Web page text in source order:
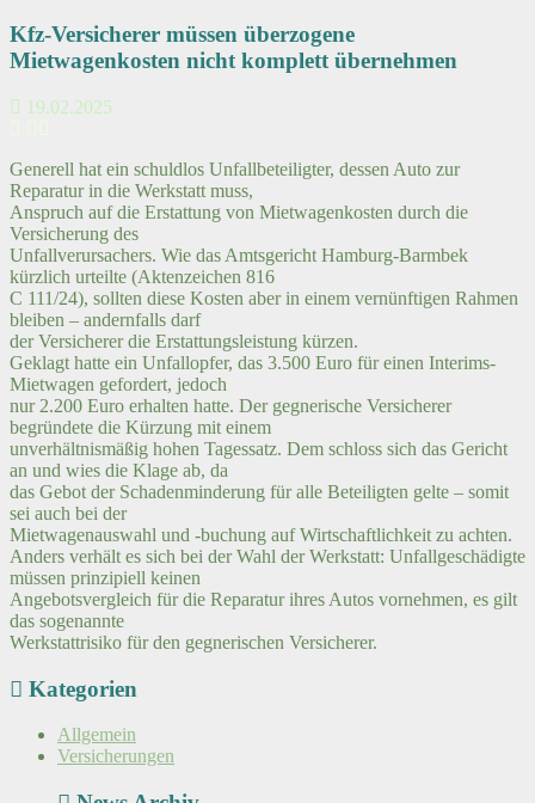
Kfz-Versicherer müssen überzogene
Mietwagenkosten nicht komplett übernehmen
19.02.2025
Generell hat ein schuldlos Unfallbeteiligter, dessen Auto zur
Reparatur in die Werkstatt muss,
Anspruch auf die Erstattung von Mietwagenkosten durch die
Versicherung des
Unfallverursachers. Wie das Amtsgericht Hamburg-Barmbek
kürzlich urteilte (Aktenzeichen 816
C 111/24), sollten diese Kosten aber in einem vernünftigen Rahmen
bleiben – andernfalls darf
der Versicherer die Erstattungsleistung kürzen.
Geklagt hatte ein Unfallopfer, das 3.500 Euro für einen Interims-
Mietwagen gefordert, jedoch
nur 2.200 Euro erhalten hatte. Der gegnerische Versicherer
begründete die Kürzung mit einem
unverhältnismäßig hohen Tagessatz. Dem schloss sich das Gericht
an und wies die Klage ab, da
das Gebot der Schadenminderung für alle Beteiligten gelte – somit
sei auch bei der
Mietwagenauswahl und -buchung auf Wirtschaftlichkeit zu achten.
Anders verhält es sich bei der Wahl der Werkstatt: Unfallgeschädigte
müssen prinzipiell keinen
Angebotsvergleich für die Reparatur ihres Autos vornehmen, es gilt
das sogenannte
Werkstattrisiko für den gegnerischen Versicherer.
Kategorien
Allgemein
Versicherungen